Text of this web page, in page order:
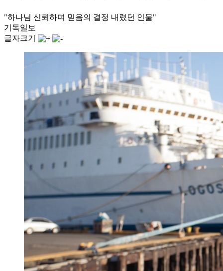
"하나님 신뢰하며 믿음의 결정 내렸던 인물"
기독일보
글자크기